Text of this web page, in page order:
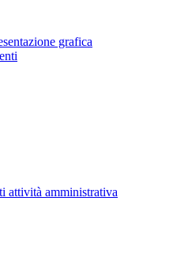
grafica
attività amministrativa